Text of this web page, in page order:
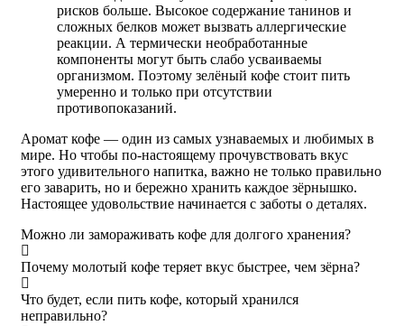
рисков больше. Высокое содержание танинов и
сложных белков может вызвать аллергические
реакции. А термически необработанные
компоненты могут быть слабо усваиваемы
организмом. Поэтому зелёный кофе стоит пить
умеренно и только при отсутствии
противопоказаний.
Аромат кофе — один из самых узнаваемых и любимых в
мире. Но чтобы по-настоящему прочувствовать вкус
этого удивительного напитка, важно не только правильно
его заварить, но и бережно хранить каждое зёрнышко.
Настоящее удовольствие начинается с заботы о деталях.
Можно ли замораживать кофе для долгого хранения?
Почему молотый кофе теряет вкус быстрее, чем зёрна?
Что будет, если пить кофе, который хранился
неправильно?